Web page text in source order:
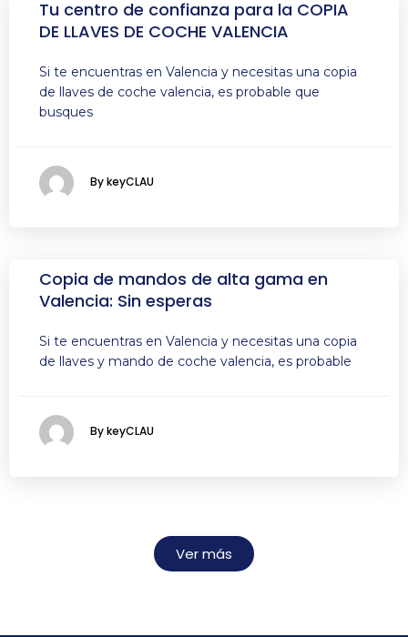
Tu centro de confianza para la COPIA
DE LLAVES DE COCHE VALENCIA
Si te encuentras en Valencia y necesitas una copia
de llaves de coche valencia, es probable que
busques
By keyCLAU
Copia de mandos de alta gama en
Valencia: Sin esperas
Si te encuentras en Valencia y necesitas una copia
de llaves y mando de coche valencia, es probable
By keyCLAU
Ver más